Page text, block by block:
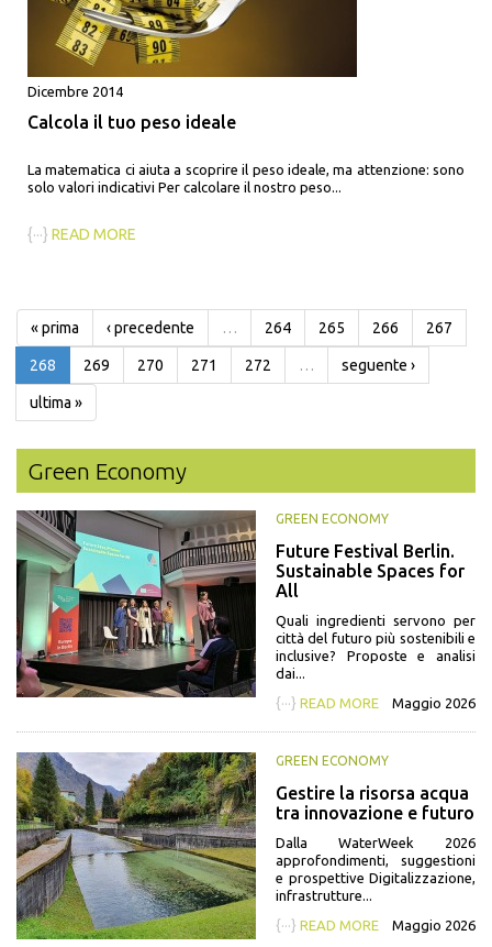
Dicembre 2014
Calcola il tuo peso ideale
La matematica ci aiuta a scoprire il peso ideale, ma attenzione: sono
solo valori indicativi Per calcolare il nostro peso...
{···} READ MORE
« prima ‹ precedente … 264 265 266 267
268 269 270 271 272 … seguente ›
ultima »
Green Economy
GREEN ECONOMY
Future Festival Berlin.
Sustainable Spaces for
All
Quali ingredienti servono per
città del futuro più sostenibili e
inclusive? Proposte e analisi
dai...
{···} READ MORE Maggio 2026
GREEN ECONOMY
Gestire la risorsa acqua
tra innovazione e futuro
Dalla WaterWeek 2026
approfondimenti, suggestioni
e prospettive Digitalizzazione,
infrastrutture...
{···} READ MORE Maggio 2026